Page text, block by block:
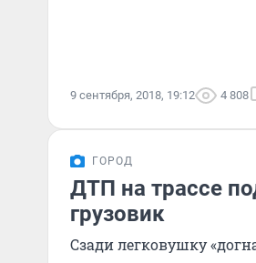
9 сентября, 2018, 19:12 4 808
ГОРОД
ДТП на трассе
грузовик
Сзади легковушку